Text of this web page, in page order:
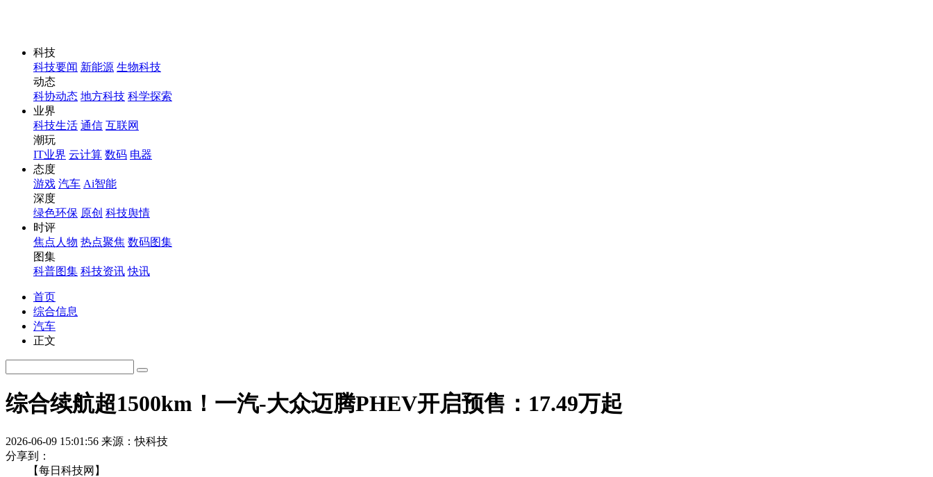
科技
科技要闻 新能源 生物科技
动态
科协动态 地方科技 科学探索
业界
科技生活 通信 互联网
潮玩
IT业界 云计算 数码 电器
态度
游戏 汽车 Ai智能
深度
绿色环保 原创 科技舆情
时评
焦点人物 热点聚焦 数码图集
图集
科普图集 科技资讯 快讯
首页
综合信息
汽车
正文
综合续航超1500km！一汽-大众迈腾PHEV开启预售：17.49万起
2026-06-09 15:01:56 来源：快科技
分享到：
【每日科技网】